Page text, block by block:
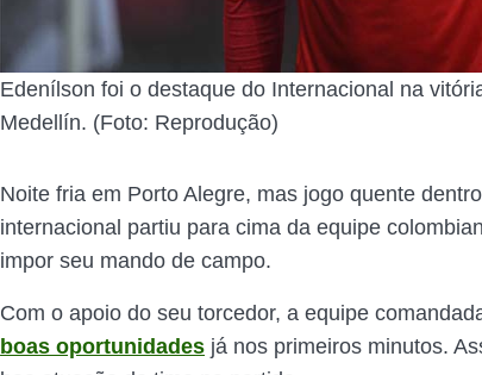
Edenílson foi o destaque do Internacional na
Medellín. (Foto: Reprodução)
Noite fria em Porto Alegre, mas jogo quente
internacional partiu para cima da equipe
impor seu mando de campo.
Com o apoio do seu torcedor, a equipe
boas oportunidades já nos primeiros minutos.